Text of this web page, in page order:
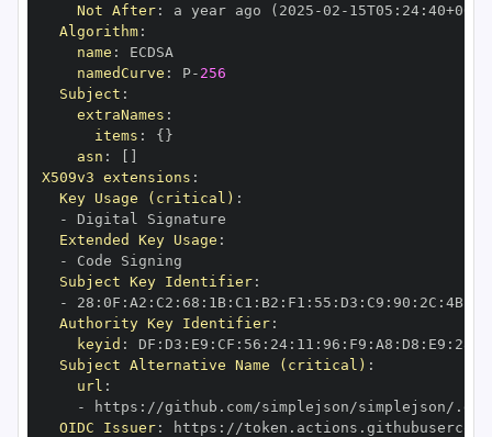
Not After: a year ago (2025 -02 - 15T05 : 24: 40+00
Algorithm:
name :
namedCurve : P- 256
Subject :
extraNames :
items : { }
asn :
X509v3 extensions :
Key Usage (critical) :
-
Extended Key Usage :
-
Subject Key Identifier:
-
28 : 0F : A2 : C2 : 68 : 1B: C1 : B2 : F1 : 55 : D3 : C9 : 90 : 2C : 4B:
Authority Key Identifier:
keyid : DF : D3 : E9 : CF : 56 : 24: 11 : 96 : F9 : A8 : D8 : E9 : 28
Subject Alternative Name (critical) :
url :
-
https : //github.com/simplejson/simplejson/
OIDC Issuer: https :